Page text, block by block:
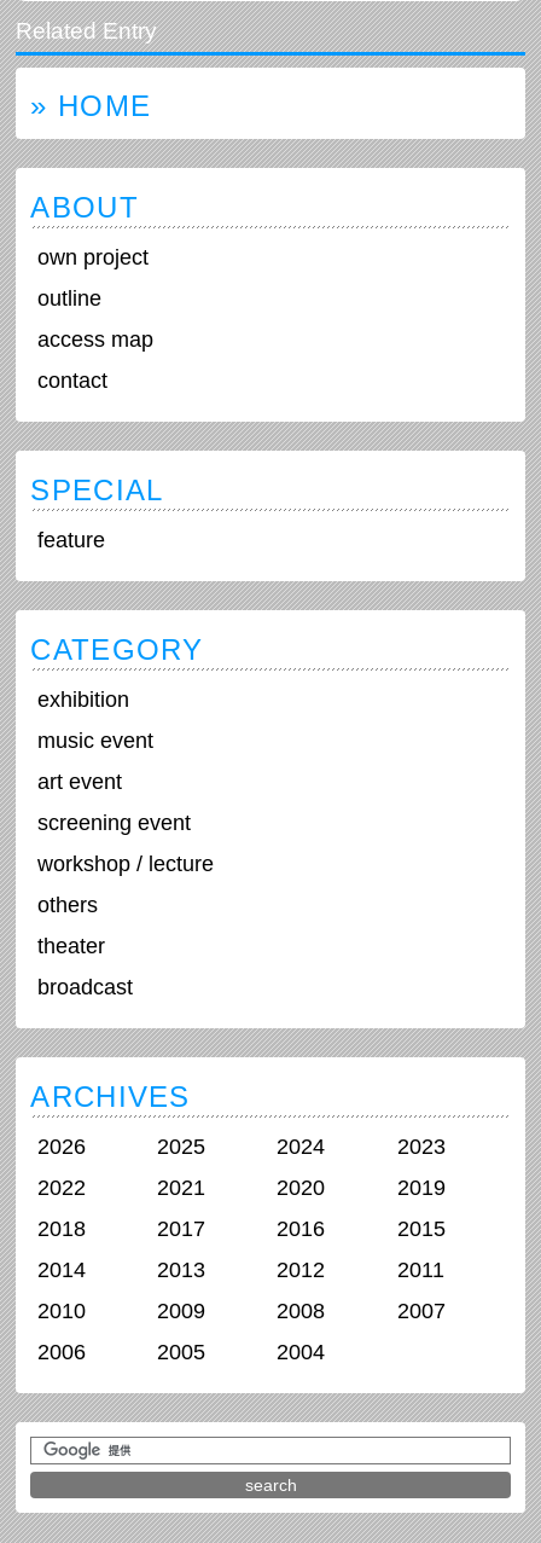
» HOME
ABOUT
own project
outline
access map
contact
SPECIAL
feature
CATEGORY
exhibition
music event
art event
screening event
workshop / lecture
others
theater
broadcast
ARCHIVES
2026 2025 2024
2023
2022
2021 2020
2019
2018
2017 2016
2015
2014
2013 2012
2011
2010
2009 2008
2007
2006
2005 2004